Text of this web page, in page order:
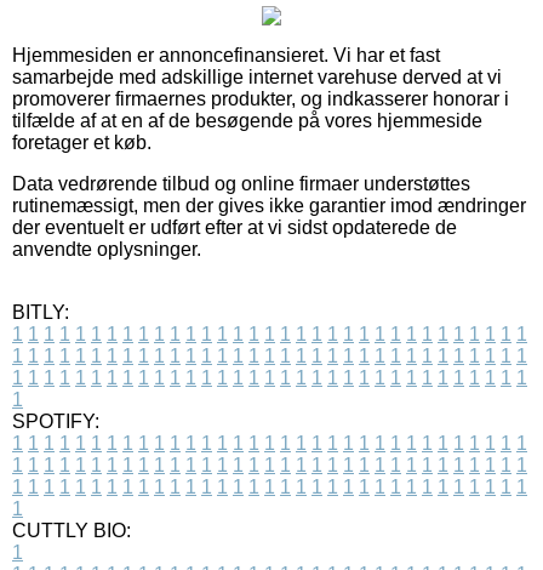
Hjemmesiden er annoncefinansieret. Vi har et fast
samarbejde med adskillige internet varehuse derved at vi
promoverer firmaernes produkter, og indkasserer honorar i
tilfælde af at en af de besøgende på vores hjemmeside
foretager et køb.
Data vedrørende tilbud og online firmaer understøttes
rutinemæssigt, men der gives ikke garantier imod ændringer
der eventuelt er udført efter at vi sidst opdaterede de
anvendte oplysninger.
BITLY:
1 1 1 1 1 1 1 1 1 1 1 1 1 1 1 1 1 1 1 1 1 1 1 1 1 1 1 1 1 1 1 1 1
1 1 1 1 1 1 1 1 1 1 1 1 1 1 1 1 1 1 1 1 1 1 1 1 1 1 1 1 1 1 1 1 1
1 1 1 1 1 1 1 1 1 1 1 1 1 1 1 1 1 1 1 1 1 1 1 1 1 1 1 1 1 1 1 1 1
1
SPOTIFY:
1 1 1 1 1 1 1 1 1 1 1 1 1 1 1 1 1 1 1 1 1 1 1 1 1 1 1 1 1 1 1 1 1
1 1 1 1 1 1 1 1 1 1 1 1 1 1 1 1 1 1 1 1 1 1 1 1 1 1 1 1 1 1 1 1 1
1 1 1 1 1 1 1 1 1 1 1 1 1 1 1 1 1 1 1 1 1 1 1 1 1 1 1 1 1 1 1 1 1
1
CUTTLY BIO:
1